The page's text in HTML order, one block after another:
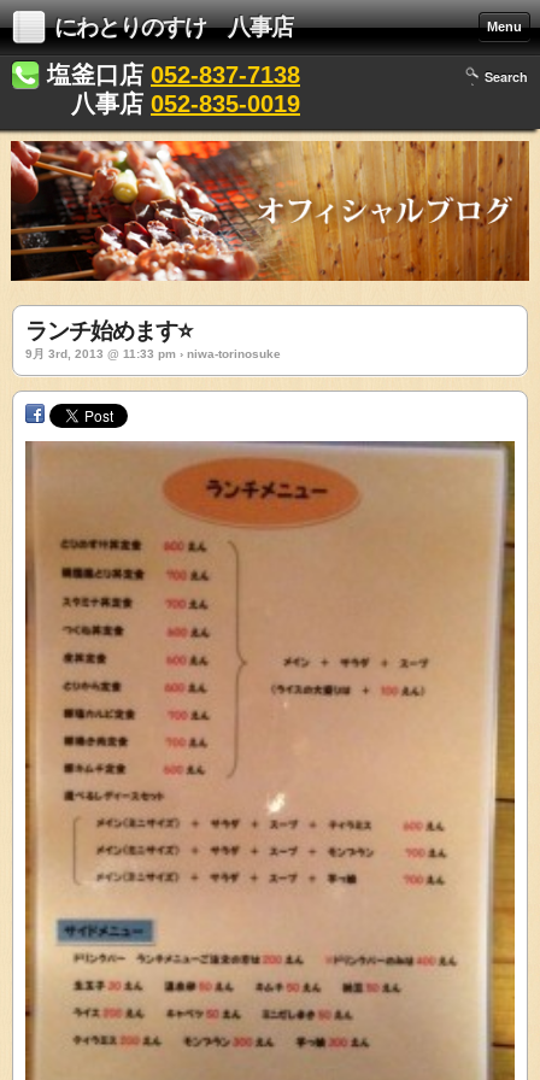
にわとりのすけ 八事店 Menu
塩釜口店 052-837-7138
八事店 052-835-0019
Search
ランチ始めます⭐
9月 3rd, 2013 @ 11:33 pm › niwa-torinosuke